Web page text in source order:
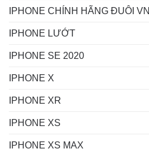
IPHONE CHÍNH HÃNG ĐUÔI VN
IPHONE LƯỚT
IPHONE SE 2020
IPHONE X
IPHONE XR
IPHONE XS
IPHONE XS MAX